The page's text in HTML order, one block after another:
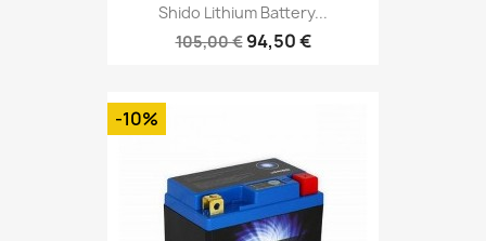
Shido Lithium Battery...
105,00 € 94,50 €
-10%